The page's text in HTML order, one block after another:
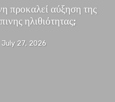
προκαλεί αύξηση της
ηλιθιότητας;
July 27, 2026